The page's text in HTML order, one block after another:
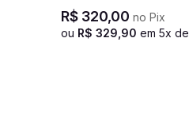
R$ 320,00 no Pix
ou R$ 329,90 em 5x de